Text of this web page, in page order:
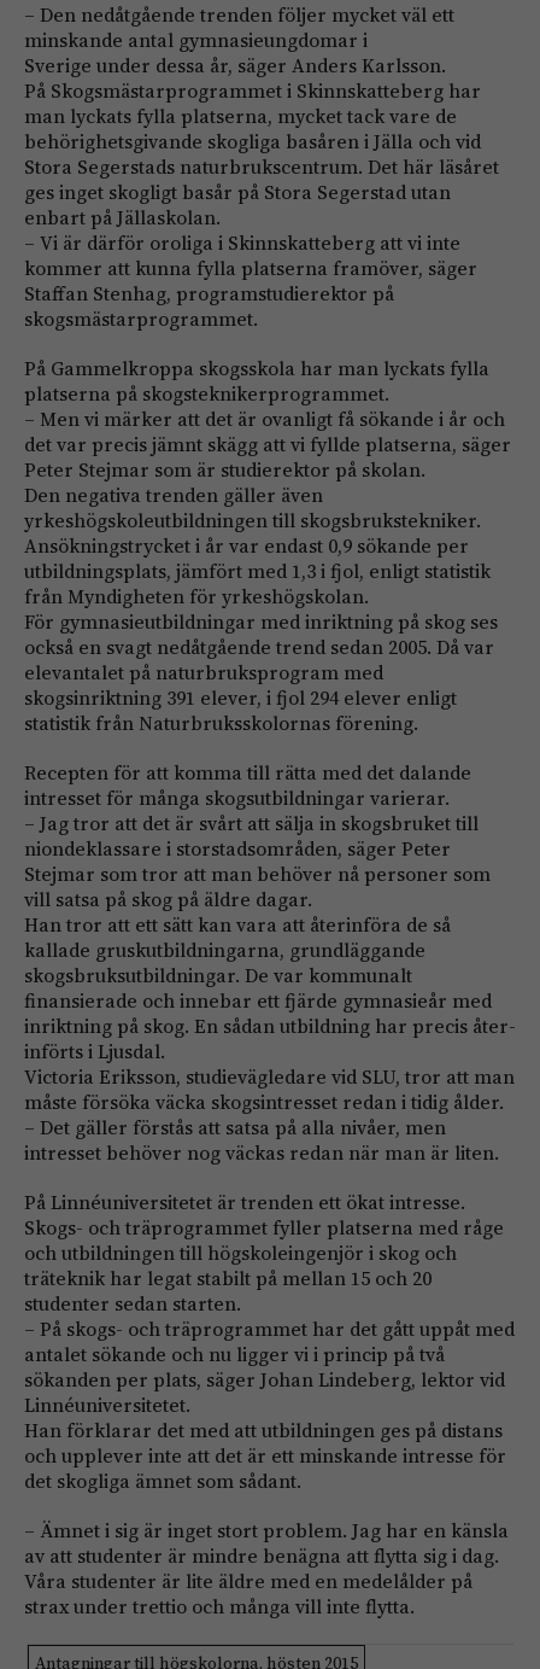
– Den nedåtgående trenden följer mycket väl ett
minskande antal gymnasieungdomar i
Sverige under dessa år, säger Anders Karlsson.
På Skogsmästarprogrammet i Skinnskatteberg har
man lyckats fylla platserna, mycket tack vare de
behörighetsgivande skogliga basåren i Jälla och vid
Stora Segerstads naturbrukscentrum. Det här läsåret
ges inget skogligt basår på Stora Segerstad utan
enbart på Jällaskolan.
– Vi är därför oroliga i Skinnskatteberg att vi inte
kommer att kunna fylla platserna framöver, säger
Staffan Stenhag, programstudierektor på
skogsmästarprogrammet.
På Gammelkroppa skogsskola har man lyckats fylla
platserna på skogsteknikerprogrammet.
– Men vi märker att det är ovanligt få sökande i år och
det var precis jämnt skägg att vi fyllde platserna, säger
Peter Stejmar som är studierektor på skolan.
Den negativa trenden gäller även
yrkeshögskoleutbildningen till skogsbrukstekniker.
Ansökningstrycket i år var endast 0,9 sökande per
utbildningsplats, jämfört med 1,3 i fjol, enligt statistik
från Myndig­heten för yrkeshögskolan.
För gymnasieutbildningar med inriktning på skog ses
också en svagt nedåtgående trend sedan 2005. Då var
elevantalet på naturbruksprogram med
skogsinriktning 391 elever, i fjol 294 elever enligt
statistik från Naturbruksskolornas förening.
Recepten för att komma till rätta med det dalande
intresset för många skogsutbildningar varierar.
– Jag tror att det är svårt att sälja in skogsbruket till
nionde­klassare i storstads­områden, säger Peter
Stejmar som tror att man behöver nå personer som
vill satsa på skog på äldre dagar.
Han tror att ett sätt kan vara att återinföra de så
kallade grusk­utbildningarna, grundläggande
skogsbruksutbildningar. De var kommunalt
finansierade och innebar ett fjärde gymnasieår med
inriktning på skog. En sådan utbildning har precis åter­
införts i Ljusdal.
Victoria Eriksson, studievägledare vid SLU, tror att man
måste försöka väcka skogsintresset redan i tidig ålder.
– Det gäller förstås att satsa på alla nivåer, men
intresset behöver nog väckas redan när man är liten.
På Linnéuniversitetet är trenden ett ökat intresse.
Skogs- och träprogrammet fyller platserna med råge
och utbildningen till högskoleingenjör i skog och
träteknik har legat stabilt på mellan 15 och 20
studenter sedan starten.
– På skogs- och träprogrammet har det gått uppåt med
antalet sökande och nu ligger vi i princip på två
sökanden per plats, säger Johan Lindeberg, lektor vid
Linnéuniversitetet.
Han förklarar det med att utbildningen ges på distans
och upplever inte att det är ett minskande intresse för
det skogliga ämnet som sådant.
– Ämnet i sig är inget stort problem. Jag har en känsla
av att studenter är mindre benägna att flytta sig i dag.
Våra studenter är lite äldre med en medel­ålder på
strax under trettio och många vill inte flytta.
Antagningar till högskolorna, hösten 2015